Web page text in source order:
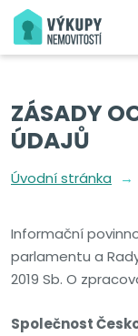
ZÁSADY
ÚDAJŮ
Úvodní stránka
Informační
parlamentu a Rady
2019 Sb. O
Společnost